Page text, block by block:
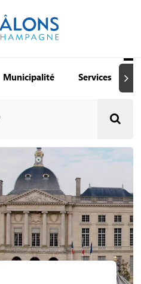
Municipalité Services